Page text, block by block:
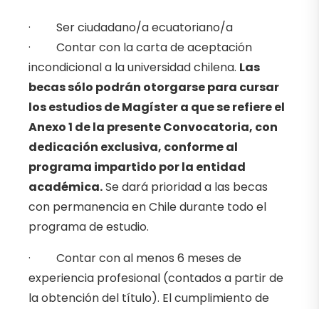
· Ser ciudadano/a ecuatoriano/a
· Contar con la carta de aceptación
incondicional a la universidad chilena. Las
becas sólo podrán otorgarse para cursar
los estudios de Magíster a que se refiere el
Anexo 1 de la presente Convocatoria, con
dedicación exclusiva, conforme al
programa impartido por la entidad
académica.Se dará prioridad a las becas
con permanencia en Chile durante todo el
programa de estudio.
· Contar con al menos 6 meses de
experiencia profesional (contados a partir de
la obtención del título). El cumplimiento de